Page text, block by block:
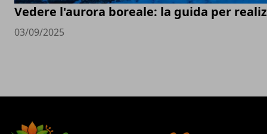
Vedere l'aurora boreale: la guida per
03/09/2025